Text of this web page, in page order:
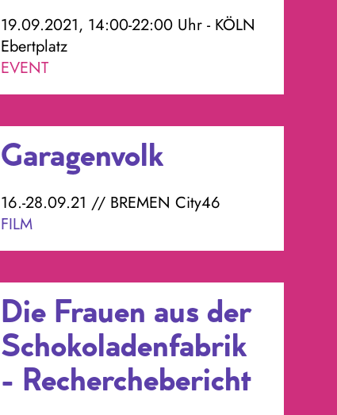
19.09.2021, 14:00-22:00 Uhr - KÖLN
Ebertplatz
EVENT
Garagenvolk
16.-28.09.21 // BREMEN City46
FILM
Die Frauen aus der
Schokoladenfabrik
- Recherchebericht